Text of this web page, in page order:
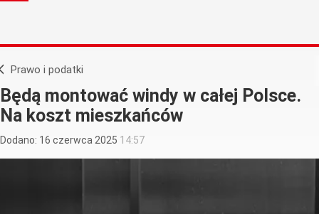
Prawo i podatki
Będą montować windy w całej Polsce.
Na koszt mieszkańców
Dodano: 16 czerwca 2025 14:57